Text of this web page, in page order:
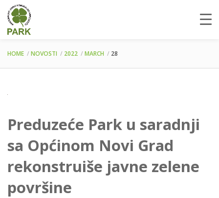
HOME NOVOSTI 2022 MARCH 28
Preduzeće Park u saradnji
sa Općinom Novi Grad
rekonstruiše javne zelene
površine